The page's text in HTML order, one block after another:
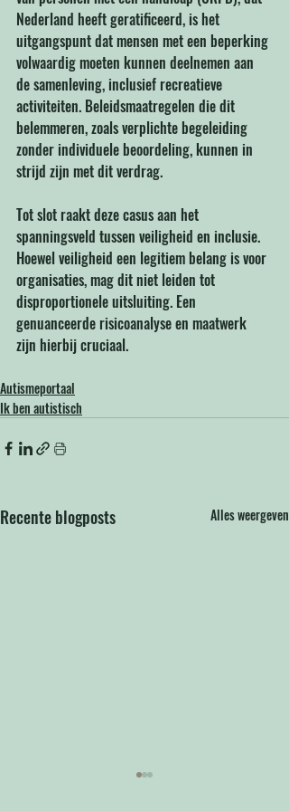
Nederland heeft geratificeerd, is het
uitgangspunt dat mensen met een beperking
volwaardig moeten kunnen deelnemen aan
de samenleving, inclusief recreatieve
activiteiten. Beleidsmaatregelen die dit
belemmeren, zoals verplichte begeleiding
zonder individuele beoordeling, kunnen in
strijd zijn met dit verdrag.
Tot slot raakt deze casus aan het
spanningsveld tussen veiligheid en inclusie.
Hoewel veiligheid een legitiem belang is voor
organisaties, mag dit niet leiden tot
disproportionele uitsluiting. Een
genuanceerde risicoanalyse en maatwerk
zijn hierbij cruciaal.
Autismeportaal
Ik ben autistisch
Recente blogposts Alles weergeven